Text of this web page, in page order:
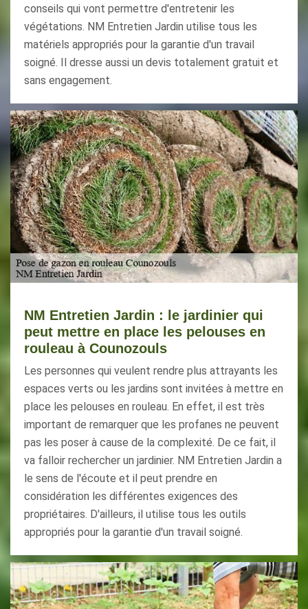
conseils qui vont permettre d'entretenir les
végétations. NM Entretien Jardin utilise tous les
matériels appropriés pour la garantie d'un travail
soigné. Il dresse aussi un devis totalement gratuit et
sans engagement.
NM Entretien Jardin : le jardinier qui
peut mettre en place les pelouses en
rouleau à Counozouls
Les personnes qui veulent rendre plus attrayants les
espaces verts ou les jardins sont invitées à mettre en
place les pelouses en rouleau. En effet, il est très
important de remarquer que les profanes ne peuvent
pas les poser à cause de la complexité. De ce fait, il
va falloir rechercher un jardinier. NM Entretien Jardin a
le sens de l'écoute et il peut prendre en
considération les différentes exigences des
propriétaires. D'ailleurs, il utilise tous les outils
appropriés pour la garantie d'un travail soigné.